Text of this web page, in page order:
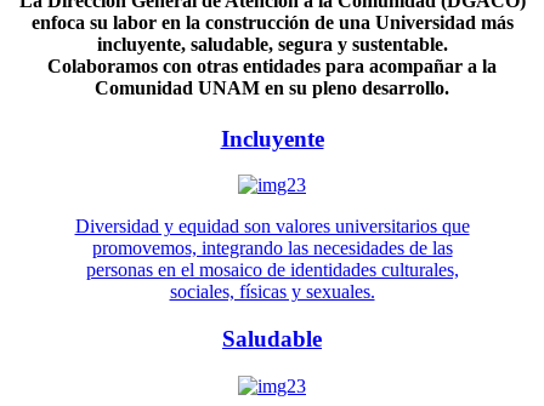
enfoca su labor en la construcción de una Universidad más
incluyente, saludable, segura y sustentable.
Colaboramos con otras entidades para acompañar a la
Comunidad UNAM en su pleno desarrollo.
Incluyente
Diversidad y equidad son valores universitarios que
promovemos, integrando las necesidades de las
personas en el mosaico de identidades culturales,
sociales, físicas y sexuales.
Saludable